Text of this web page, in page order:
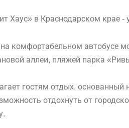
комфортабельном автобусе
аллеи, пляжей парка
гостям отдых, основанный
отдохнуть от